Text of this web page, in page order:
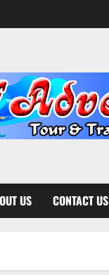
US CONTACT US